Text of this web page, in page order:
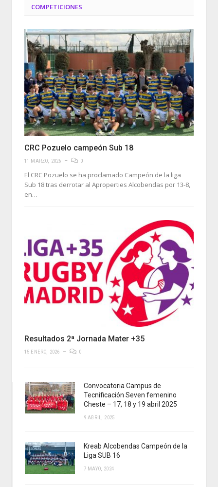
COMPETICIONES
CRC Pozuelo campeón Sub 18
11 MARZO, 2026 0
El CRC Pozuelo se ha proclamado Campeón de la liga
Sub 18 tras derrotar al Aproperties Alcobendas por 13-8,
en…
Resultados 2ª Jornada Mater +35
15 ENERO, 2026 0
Convocatoria Campus de
Tecnificación Seven femenino
Cheste – 17, 18 y 19 abril 2025
9 ABRIL, 2025
Kreab Alcobendas Campeón de la
Liga SUB 16
7 MAYO, 2024